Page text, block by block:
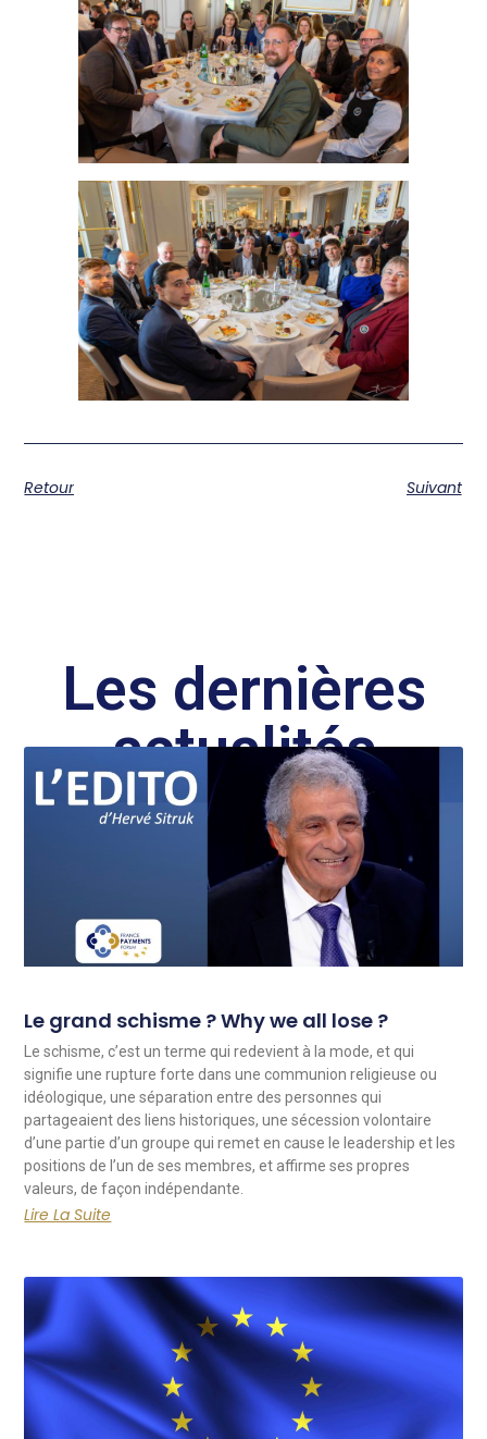
Retour Suivant
Les dernières
actualités
Le grand schisme ? Why we all lose ?
Le schisme, c’est un terme qui redevient à la mode, et qui
signifie une rupture forte dans une communion religieuse ou
idéologique, une séparation entre des personnes qui
partageaient des liens historiques, une sécession volontaire
d’une partie d’un groupe qui remet en cause le leadership et les
positions de l’un de ses membres, et affirme ses propres
valeurs, de façon indépendante.
Lire La Suite